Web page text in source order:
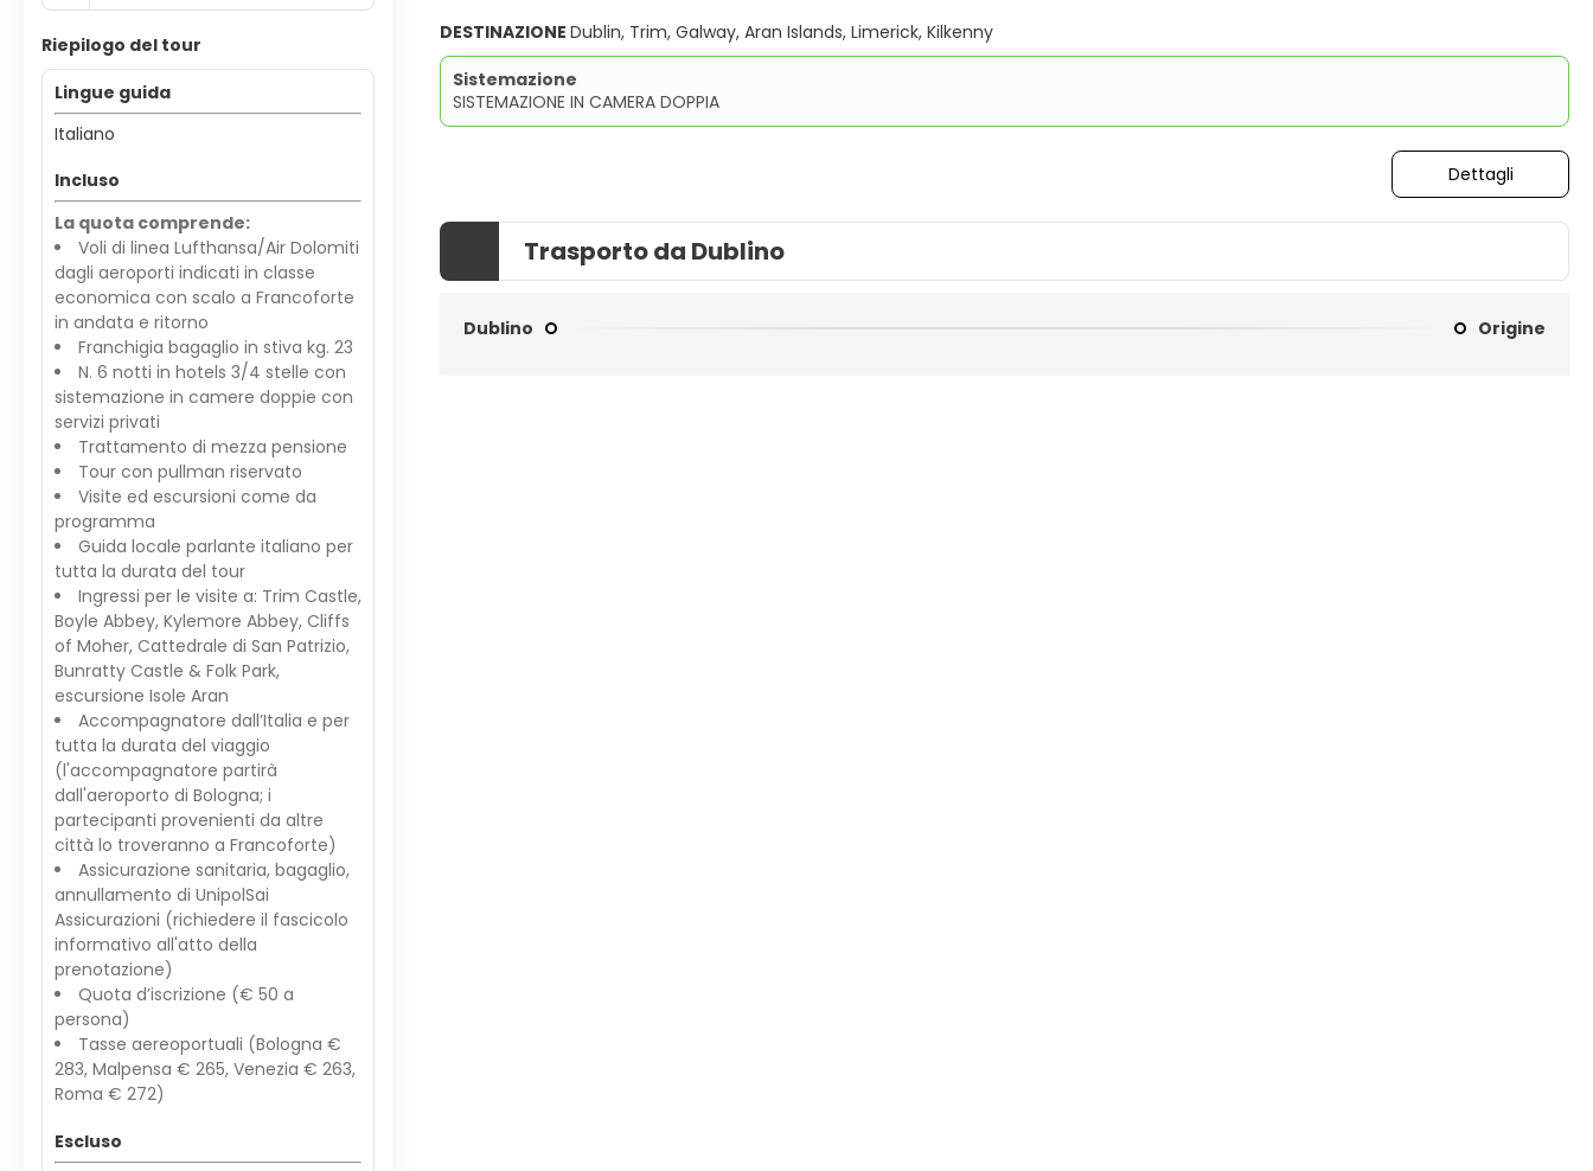
DESTINAZIONE Dublin, Trim, Galway, Aran Islands, Limerick, Kilkenny
Sistemazione
SISTEMAZIONE IN CAMERA DOPPIA
Dettagli
Trasporto da Dublino
Dublino Origine
Riepilogo del tour
Lingue guida
Italiano
Incluso
La quota comprende:
Voli di linea Lufthansa/Air Dolomiti
dagli aeroporti indicati in classe
economica con scalo a Francoforte
in andata e ritorno
Franchigia bagaglio in stiva kg. 23
N. 6 notti in hotels 3/4 stelle con
sistemazione in camere doppie con
servizi privati
Trattamento di mezza pensione
Tour con pullman riservato
Visite ed escursioni come da
programma
Guida locale parlante italiano per
tutta la durata del tour
Ingressi per le visite a: Trim Castle,
Boyle Abbey, Kylemore Abbey, Cliffs
of Moher, Cattedrale di San Patrizio,
Bunratty Castle & Folk Park,
escursione Isole Aran
Accompagnatore dall’Italia e per
tutta la durata del viaggio
(l'accompagnatore partirà
dall'aeroporto di Bologna; i
partecipanti provenienti da altre
città lo troveranno a Francoforte)
Assicurazione sanitaria, bagaglio,
annullamento di UnipolSai
Assicurazioni (richiedere il fascicolo
informativo all'atto della
prenotazione)
Quota d’iscrizione (€ 50 a
persona)
Tasse aereoportuali (Bologna €
283, Malpensa € 265, Venezia € 263,
Roma € 272)
Escluso